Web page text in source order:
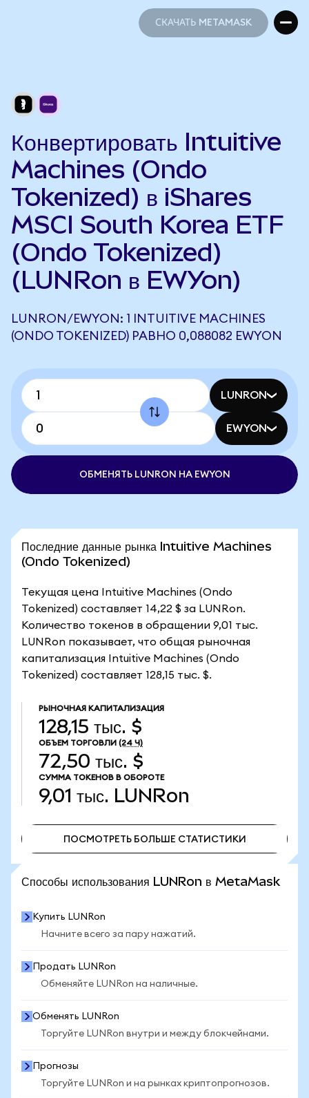
СКАЧАТЬ METAMASK
Конвертировать Intuitive
Machines (Ondo
Tokenized) в iShares
MSCI South Korea ETF
(Ondo Tokenized)
(LUNRon в EWYon)
LUNRON/EWYON: 1 INTUITIVE MACHINES
(ONDO TOKENIZED) РАВНО 0,088082 EWYON
LUNRON
EWYON
ОБМЕНЯТЬ LUNRON НА EWYON
Последние данные рынка Intuitive Machines
(Ondo Tokenized)
Текущая цена Intuitive Machines (Ondo
Tokenized) составляет 14,22 $ за LUNRon.
Количество токенов в обращении 9,01 тыс.
LUNRon показывает, что общая рыночная
капитализация Intuitive Machines (Ondo
Tokenized) составляет 128,15 тыс. $.
РЫНОЧНАЯ КАПИТАЛИЗАЦИЯ
128,15 тыс. $
ОБЪЕМ ТОРГОВЛИ (24 Ч)
72,50 тыс. $
СУММА ТОКЕНОВ В ОБОРОТЕ
9,01 тыс. LUNRon
ПОСМОТРЕТЬ БОЛЬШЕ СТАТИСТИКИ
Способы использования LUNRon в MetaMask
Купить LUNRon
Начните всего за пару нажатий.
Продать LUNRon
Обменяйте LUNRon на наличные.
Обменять LUNRon
Торгуйте LUNRon внутри и между блокчейнами.
Прогнозы
Торгуйте LUNRon и на рынках криптопрогнозов.